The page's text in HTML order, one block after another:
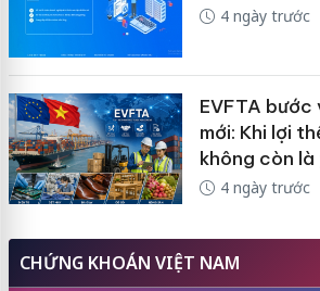
4 ngày trước
EVFTA
mới: Khi lợi
không còn
4 ngày trước
CHỨNG KHOÁN VIỆT NAM